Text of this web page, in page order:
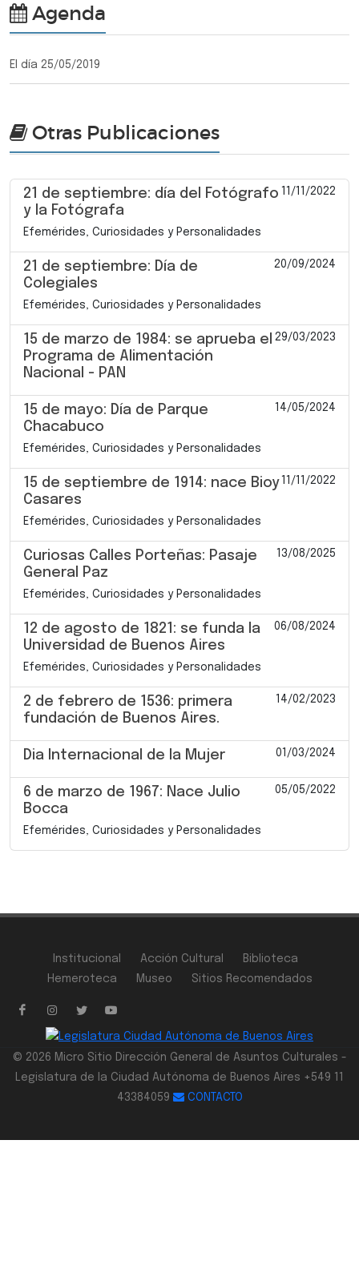
Agenda
El día 25/05/2019
Otras Publicaciones
21 de septiembre: día del Fotógrafo
y la Fotógrafa
11/11/2022
Efemérides, Curiosidades y Personalidades
21 de septiembre: Día de
Colegiales
20/09/2024
Efemérides, Curiosidades y Personalidades
15 de marzo de 1984: se aprueba el
Programa de Alimentación
Nacional - PAN
29/03/2023
15 de mayo: Día de Parque
Chacabuco
14/05/2024
Efemérides, Curiosidades y Personalidades
15 de septiembre de 1914: nace Bioy
Casares
11/11/2022
Efemérides, Curiosidades y Personalidades
Curiosas Calles Porteñas: Pasaje
General Paz
13/08/2025
Efemérides, Curiosidades y Personalidades
12 de agosto de 1821: se funda la
Universidad de Buenos Aires
06/08/2024
Efemérides, Curiosidades y Personalidades
2 de febrero de 1536: primera
fundación de Buenos Aires.
14/02/2023
Dia Internacional de la Mujer 01/03/2024
6 de marzo de 1967: Nace Julio
Bocca
05/05/2022
Efemérides, Curiosidades y Personalidades
Institucional Acción Cultural
Biblioteca
Hemeroteca
Museo Sitios Recomendados
© 2026 Micro Sitio Dirección General de Asuntos Culturales -
Legislatura de la Ciudad Autónoma de Buenos Aires +549 11
43384059
CONTACTO